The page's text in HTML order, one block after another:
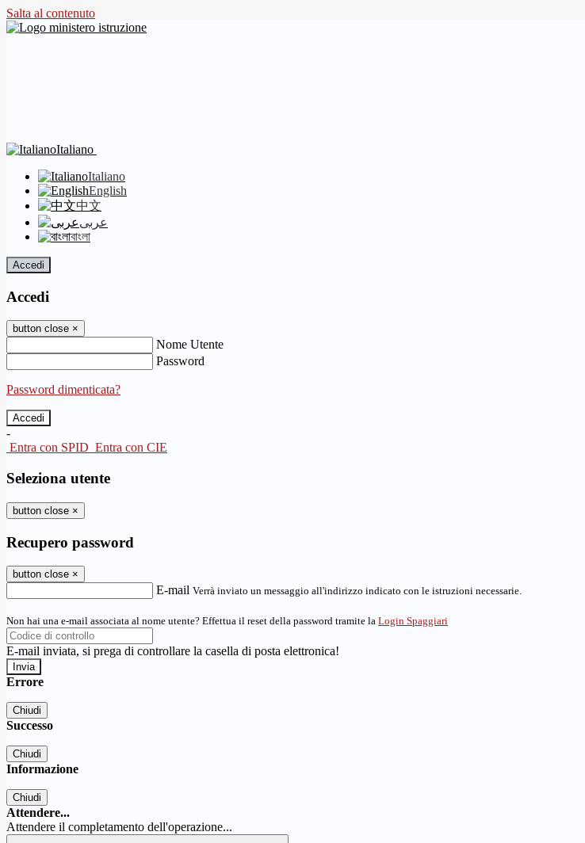
Salta al contenuto
Italiano
Italiano
English
中文
عربى
বাংলা
Accedi
Accedi
button close ×
Nome Utente
Password
Password dimenticata?
-
Entra con SPID Entra con CIE
Seleziona utente
button close ×
Recupero password
button close ×
E-mail Verrà inviato un messaggio all'indirizzo indicato con le istruzioni necessarie.
Non hai una e-mail associata al nome utente? Effettua il reset della password tramite la Login Spaggiari
E-mail inviata, si prega di controllare la casella di posta elettronica!
Errore
Chiudi
Successo
Chiudi
Informazione
Chiudi
Attendere...
Attendere il completamento dell'operazione...